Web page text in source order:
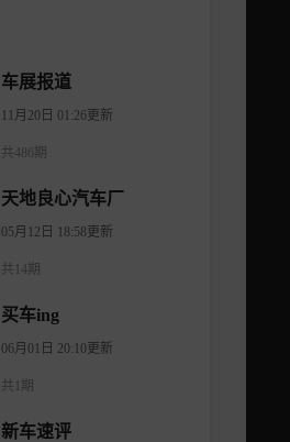
车展报道
11月20日 01:26更新
共486期
天地良心汽车厂
05月12日 18:58更新
共14期
买车ing
06月01日 20:10更新
共1期
新车速评